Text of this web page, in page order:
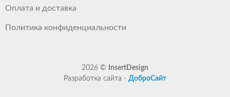
Оплата и доставка
Политика конфиденциальности
2026 ©
InsertDesign
Разработка сайта - ДоброСайт